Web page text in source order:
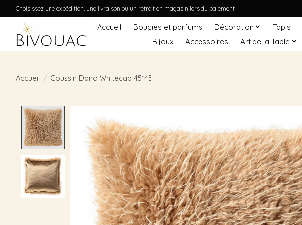
Choisissez une expédition, une livraison ou un retrait en magasin lors du paiement
Accueil Bougies et parfums Décoration Tapis
Bijoux
Accessoires Art de la Table
Accueil / Coussin Dano Whitecap 45*45